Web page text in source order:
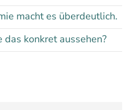
macht es überdeutlich.
das konkret aussehen?